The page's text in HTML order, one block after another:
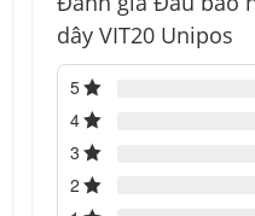
dây VIT20 Unipos
5
4
3
2